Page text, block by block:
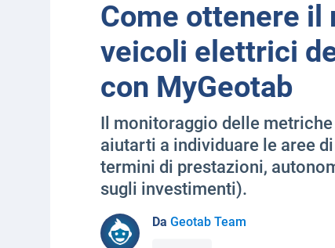
Come ottenere il
veicoli elettrici
con MyGeotab
Il monitoraggio delle metriche
aiutarti a individuare le aree
termini di prestazioni,
sugli investimenti).
Da Geotab Team